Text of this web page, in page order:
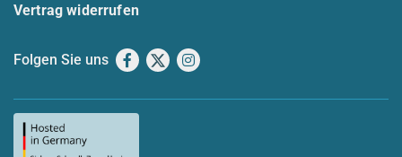
Vertrag widerrufen
Folgen Sie uns Facebook
X Instagram